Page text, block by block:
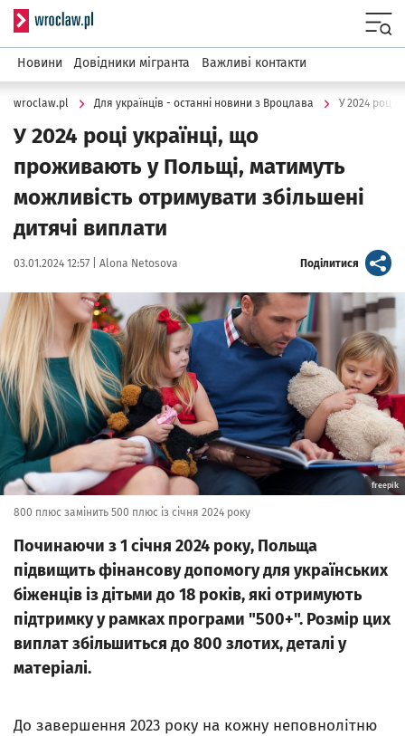
Serwis informacyjny wroclaw.pl
Новини Довідники мігранта Важливі контакти
wroclaw.pl Для українців - останні новини з Вроцлава
У 2024 році українці, що
проживають у Польщі, матимуть
можливість отримувати збільшені
дитячі виплати
Data publikacji:
03.01.2024 12:57 | Autor:
Alona Netosova Поділитися artykuł
Kliknij, aby powiększyć
freepik
800 плюс замінить 500 плюс із січня 2024 року
Починаючи з 1 січня 2024 року, Польща
підвищить фінансову допомогу для українських
біженців із дітьми до 18 років, які отримують
підтримку у рамках програми "500+". Розмір цих
виплат збільшиться до 800 злотих, деталі у
матеріалі.
До завершення 2023 року на кожну неповнолітню